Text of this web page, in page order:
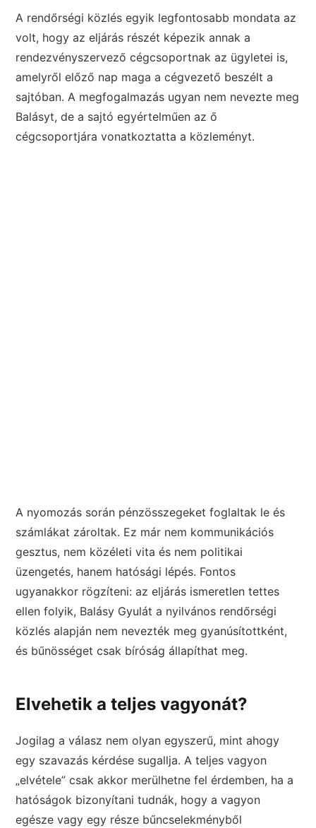
A rendőrségi közlés egyik legfontosabb mondata az
volt, hogy az eljárás részét képezik annak a
rendezvényszervező cégcsoportnak az ügyletei is,
amelyről előző nap maga a cégvezető beszélt a
sajtóban. A megfogalmazás ugyan nem nevezte meg
Balásyt, de a sajtó egyértelműen az ő
cégcsoportjára vonatkoztatta a közleményt.
A nyomozás során pénzösszegeket foglaltak le és
számlákat zároltak. Ez már nem kommunikációs
gesztus, nem közéleti vita és nem politikai
üzengetés, hanem hatósági lépés. Fontos
ugyanakkor rögzíteni: az eljárás ismeretlen tettes
ellen folyik, Balásy Gyulát a nyilvános rendőrségi
közlés alapján nem nevezték meg gyanúsítottként,
és bűnösséget csak bíróság állapíthat meg.
Elvehetik a teljes vagyonát?
Jogilag a válasz nem olyan egyszerű, mint ahogy
egy szavazás kérdése sugallja. A teljes vagyon
„elvétele” csak akkor merülhetne fel érdemben, ha a
hatóságok bizonyítani tudnák, hogy a vagyon
egésze vagy egy része bűncselekményből